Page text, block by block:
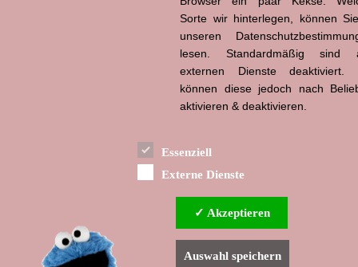
Sorte wir hinterlegen, können
unseren
lesen. Standardmäßig sind
externen Dienste deaktiviert.
können diese jedoch nach
aktivieren & deaktivieren.
Essenziell
Externe Dienste
✓ Akzeptieren
Auswahl speichern